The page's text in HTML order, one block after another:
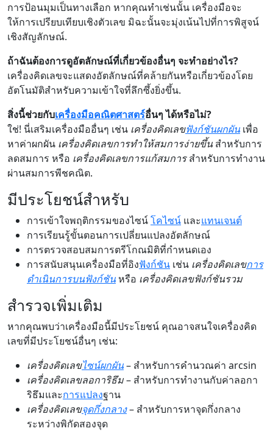
การป้อนมุมเป็นทางเลือก หากคุณทำเช่นนั้น เครื่องมือจะ
ให้การเปรียบเทียบเชิงตัวเลข มิฉะนั้นจะมุ่งเน้นไปที่การพิสูจน์
เชิงสัญลักษณ์.
ถ้าฉันต้องการดูอัตลักษณ์ที่เกี่ยวข้องอื่นๆ จะทำอย่างไร?
เครื่องคิดเลขจะแสดงอัตลักษณ์ที่คล้ายกันหรือเกี่ยวข้องโดย
อัตโนมัติสำหรับความเข้าใจที่ลึกซึ้งยิ่งขึ้น.
สิ่งนี้ช่วยกับเครื่องมือคณิตศาสตร์อื่นๆ ได้หรือไม่?
ใช่! นี่เสริมเครื่องมืออื่นๆ เช่น เครื่องคิดเลขฟังก์ชันผกผัน เพื่อ
หาค่าผกผัน เครื่องคิดเลขการทำให้สมการง่ายขึ้น สำหรับการ
ลดสมการ หรือ เครื่องคิดเลขการแก้สมการสำหรับการทำงาน
ผ่านสมการพีชคณิต.
มีประโยชน์สำหรับ
การเข้าใจพฤติกรรมของไซน์โคไซน์ และแทนเจนต์
การเรียนรู้ขั้นตอนการเปลี่ยนแปลงอัตลักษณ์
การตรวจสอบสมการตรีโกณมิติที่กำหนดเอง
การสนับสนุนเครื่องมือที่อิงฟังก์ชัน เช่น เครื่องคิดเลขการ
ดำเนินการบนฟังก์ชันหรือ เครื่องคิดเลขฟังก์ชันรวม
สำรวจเพิ่มเติม
หากคุณพบว่าเครื่องมือนี้มีประโยชน์ คุณอาจสนใจเครื่องคิด
เลขที่มีประโยชน์อื่นๆ เช่น:
เครื่องคิดเลขไซน์ผกผัน– สำหรับการคำนวณค่า arcsin
เครื่องคิดเลขลอการิธึม– สำหรับการทำงานกับค่าลอกา
ริธึมและการแปลงฐาน
เครื่องคิดเลขจุดกึ่งกลาง– สำหรับการหาจุดกึ่งกลาง
ระหว่างพิกัดสองจุด